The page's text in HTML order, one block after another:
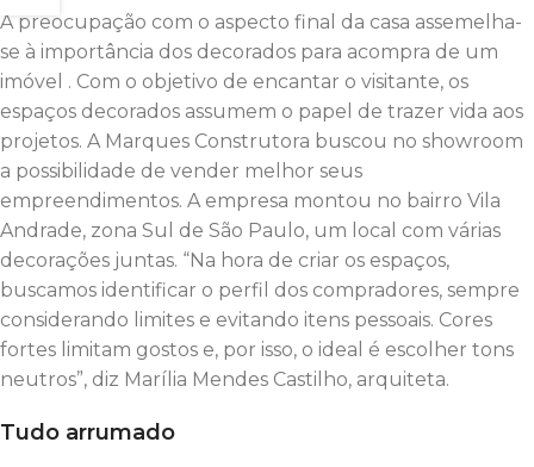
A preocupação com o aspecto final da casa assemelha-
se à importância dos decorados para acompra de um
imóvel . Com o objetivo de encantar o visitante, os
espaços decorados assumem o papel de trazer vida aos
projetos. A Marques Construtora buscou no showroom
a possibilidade de vender melhor seus
empreendimentos. A empresa montou no bairro Vila
Andrade, zona Sul de São Paulo, um local com várias
decorações juntas. “Na hora de criar os espaços,
buscamos identificar o perfil dos compradores, sempre
considerando limites e evitando itens pessoais. Cores
fortes limitam gostos e, por isso, o ideal é escolher tons
neutros”, diz Marília Mendes Castilho, arquiteta.
Tudo arrumado